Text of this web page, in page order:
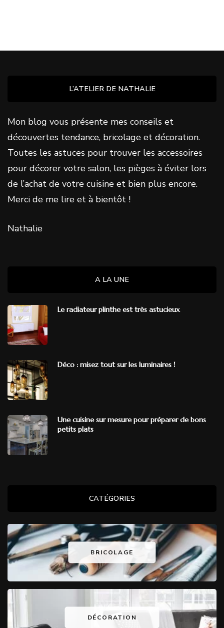
L’ATELIER DE NATHALIE
Mon blog vous présente mes conseils et
découvertes tendance, bricolage et décoration.
Toutes les astuces pour trouver les accessoires
pour décorer votre salon, les pièges à éviter lors
de l’achat de votre cuisine et bien plus encore.
Merci de me lire et à bientôt !
Nathalie
A LA UNE
Le radiateur plinthe est très astucieux
Déco : misez tout sur les luminaires !
Une cuisine sur mesure pour préparer de bons
petits plats
CATÉGORIES
BRICOLAGE
DÉCORATION